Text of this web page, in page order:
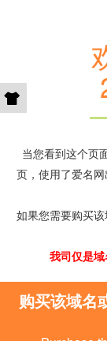
当您看到这个页
页，使用了爱名
如果您需要购买
我司仅是域
购买该域名